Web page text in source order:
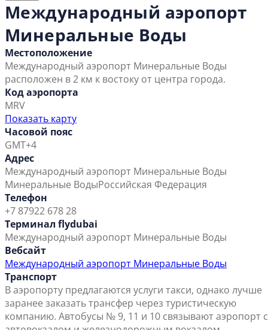
Международный аэропорт
Минеральные Воды
Местоположение
Международный аэропорт Минеральные Воды
расположен в 2 км к востоку от центра города.
Код аэропорта
MRV
Показать карту
Часовой пояс
GMT+4
Адрес
Международный аэропорт Минеральные Воды
Минеральные ВодыРоссийская Федерация
Телефон
+7 87922 678 28
Терминал flydubai
Международный аэропорт Минеральные Воды
Вебсайт
Международный аэропорт Минеральные Воды
Транспорт
В аэропорту предлагаются услуги такси, однако лучше
заранее заказать трансфер через туристическую
компанию. Автобусы № 9, 11 и 10 связывают аэропорт с